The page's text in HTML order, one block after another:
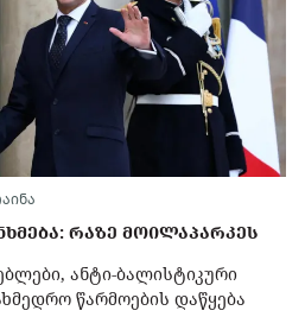
ᲠᲐᲖᲔ ᲛᲝᲘᲚᲐᲞᲐᲠᲙᲔᲡ
ანტი-ბალისტიკური
წარმოების დაწყება